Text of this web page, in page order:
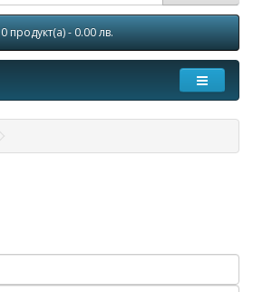
0 продукт(а) - 0.00 лв.